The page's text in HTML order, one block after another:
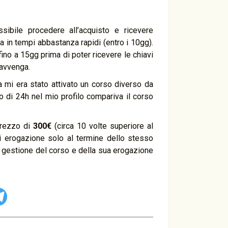
procedere all’acquisto e ricevere
in tempi abbastanza rapidi (entro i 10gg).
a 15gg prima di poter ricevere le chiavi
mi era stato attivato un corso diverso da
di 24h nel mio profilo compariva il corso
di 300€ (circa 10 volte superiore al
erogazione solo al termine dello stesso
gestione del corso e della sua erogazione